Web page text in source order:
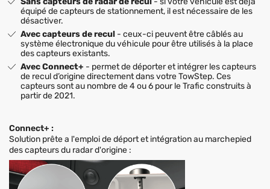
équipé de capteurs de stationnement, il est nécessaire de les
désactiver.
Avec capteurs de recul - ceux-ci peuvent être câblés au
système électronique du véhicule pour être utilisés à la place
des capteurs existants.
Avec Connect+ - permet de déporter et intégrer les capteurs
de recul d’origine directement dans votre TowStep. Ces
capteurs sont au nombre de 4 ou 6 pour le Trafic construits à
partir de 2021.
Connect+ :
Solution prête a l'emploi de déport et intégration au marchepied
des capteurs du radar d'origine :